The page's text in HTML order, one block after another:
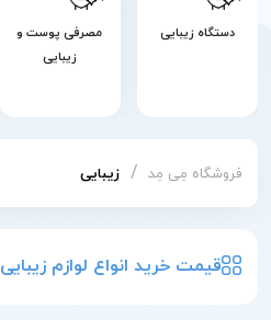
دستگاه زیبایی
مصرفی پوست و
زیبایی
فروشگاه مِی مِد / زیبایی
قیمت خرید انواع لوازم زیبایی